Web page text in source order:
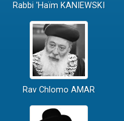
Rabbi 'Haïm KANIEWSKI
Rav Chlomo AMAR